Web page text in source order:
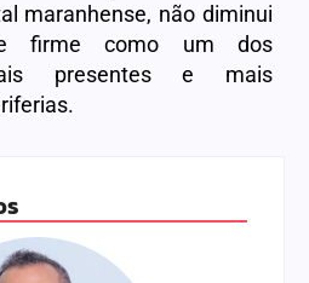
maranhense, não diminui
firme como um dos
presentes e mais